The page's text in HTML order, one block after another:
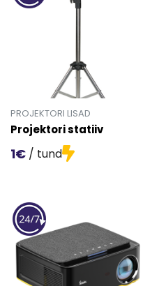
PROJEKTORI LISAD
Projektori statiiv
1€ / tund
Mine toote 'Projektori